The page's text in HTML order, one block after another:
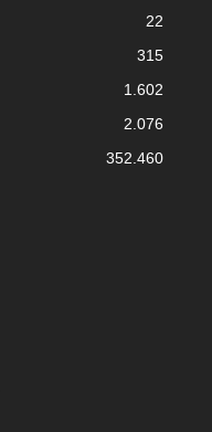
22
315
1.602
2.076
352.460